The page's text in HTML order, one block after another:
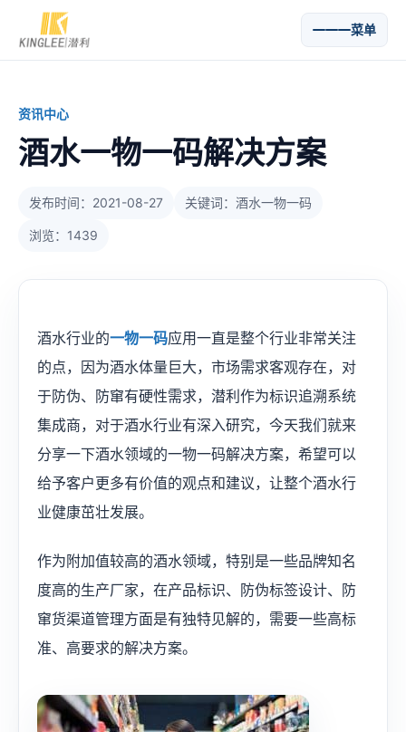
菜单
资讯中心
酒水一物一码解决方案
发布时间：2021-08-27 关键词：酒水一物一码
浏览：1439
酒水行业的一物一码应用一直是整个行业非常关注
的点，因为酒水体量巨大，市场需求客观存在，对
于防伪、防窜有硬性需求，潜利作为标识追溯系统
集成商，对于酒水行业有深入研究，今天我们就来
分享一下酒水领域的一物一码解决方案，希望可以
给予客户更多有价值的观点和建议，让整个酒水行
业健康茁壮发展。
作为附加值较高的酒水领域，特别是一些品牌知名
度高的生产厂家，在产品标识、防伪标签设计、防
窜货渠道管理方面是有独特见解的，需要一些高标
准、高要求的解决方案。